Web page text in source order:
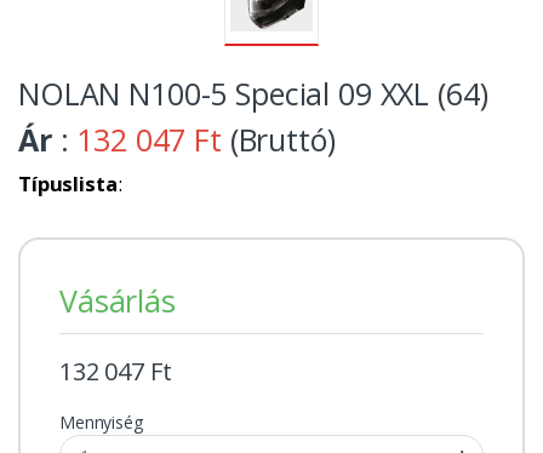
NOLAN N100-5 Special 09 XXL (64)
Ár : 132 047 Ft (Bruttó)
Típuslista:
Vásárlás
132 047 Ft
Mennyiség